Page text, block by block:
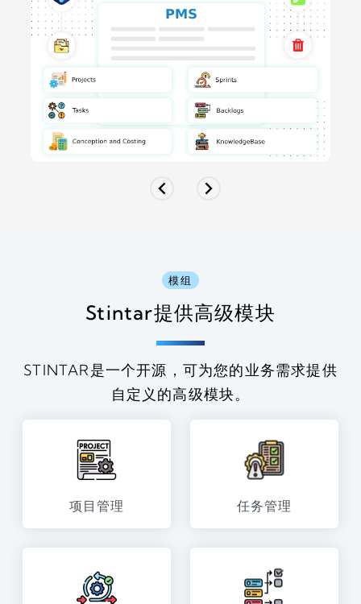
模组
Stintar提供高级模块
STINTAR是一个开源，可为您的业务需求提供
自定义的高级模块。
项目管理 任务管理